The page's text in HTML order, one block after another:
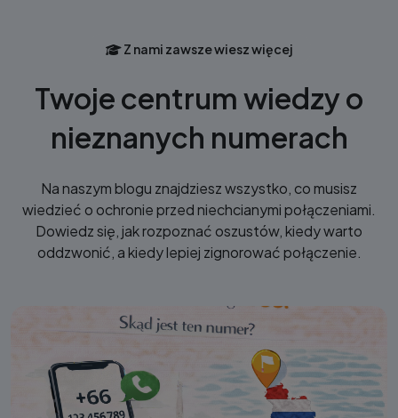
Z nami zawsze wiesz więcej
Twoje centrum wiedzy o
nieznanych numerach
Na naszym blogu znajdziesz wszystko, co musisz
wiedzieć o ochronie przed niechcianymi połączeniami.
Dowiedz się, jak rozpoznać oszustów, kiedy warto
oddzwonić, a kiedy lepiej zignorować połączenie.